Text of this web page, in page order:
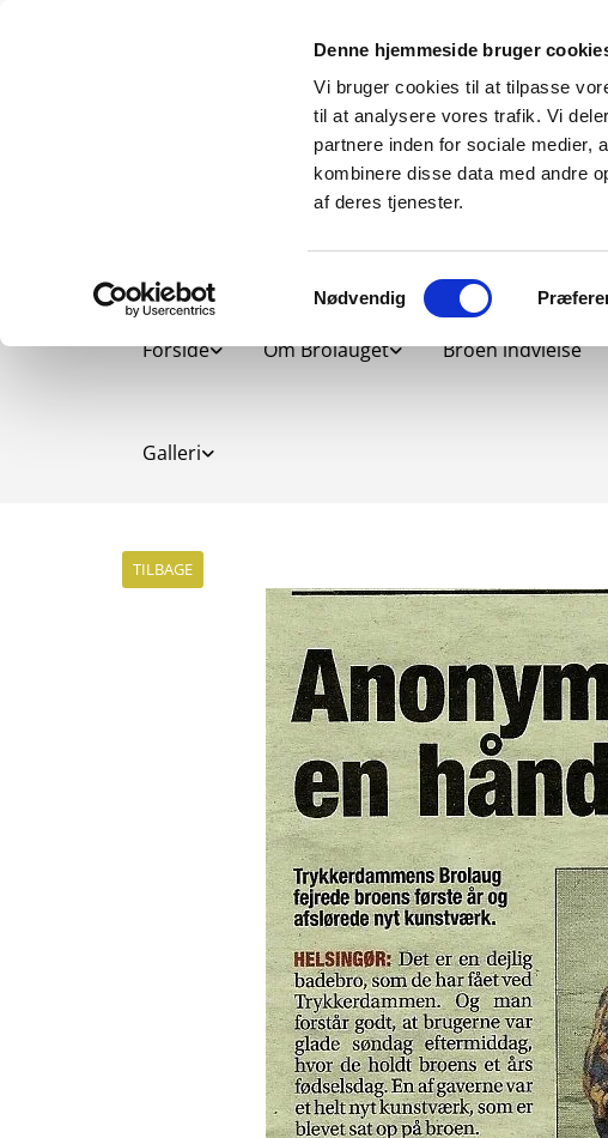
Denne hjemmeside bruger
Vi bruger cookies til at tilpasse
til at analysere vores trafik. Vi
partnere inden for sociale medier,
kombinere disse data med andre
af deres tjenester.
Nødvendig
Forside Om Brolauget Broen indvielse
Galleri
TILBAGE